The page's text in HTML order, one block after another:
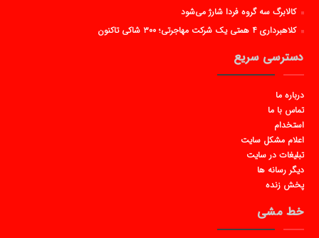
کالابرگ سه گروه فردا شارژ می‌شود
کلاهبرداری ۴ همتی یک شرکت مهاجرتی؛ ۳۰۰ شاکی تاکنون
دسترسی سریع
درباره ما
تماس با ما
استخدام
اعلام مشکل سایت
تبلیغات در سایت
دیگر رسانه ها
پخش زنده
خط مشی